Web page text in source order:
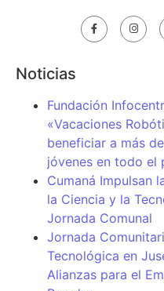
Noticias
Fundación
«Vacaciones
beneficiar a más
jóvenes en todo el
Cumaná Impulsan
la Ciencia y la
Jornada Comunal
Jornada
Tecnológica en
Alianzas para el